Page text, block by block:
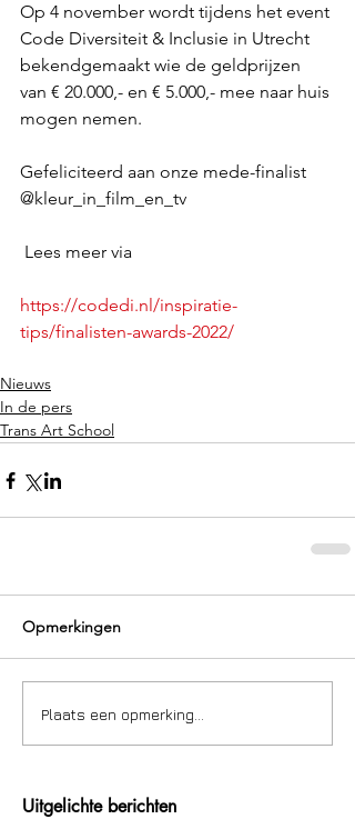
Op 4 november wordt tijdens het event
Code Diversiteit & Inclusie in Utrecht
bekendgemaakt wie de geldprijzen
van € 20.000,- en € 5.000,- mee naar huis
mogen nemen.
Gefeliciteerd aan onze mede-finalist
@kleur_in_film_en_tv
Lees meer via
https://codedi.nl/inspiratie-
tips/finalisten-awards-2022/
Nieuws
In de pers
Trans Art School
Opmerkingen
Plaats een opmerking...
Uitgelichte berichten